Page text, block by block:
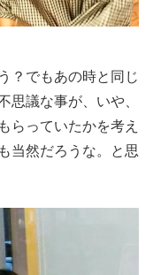
？でもあの時と同じ
思議な事が、いや、
らっていたかを考え
当然だろうな。と思